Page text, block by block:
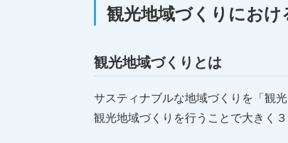
観光地域づくりにおけ
観光地域づくりとは
サスティナブルな地域づくりを「観
観光地域づくりを行うことで大きく